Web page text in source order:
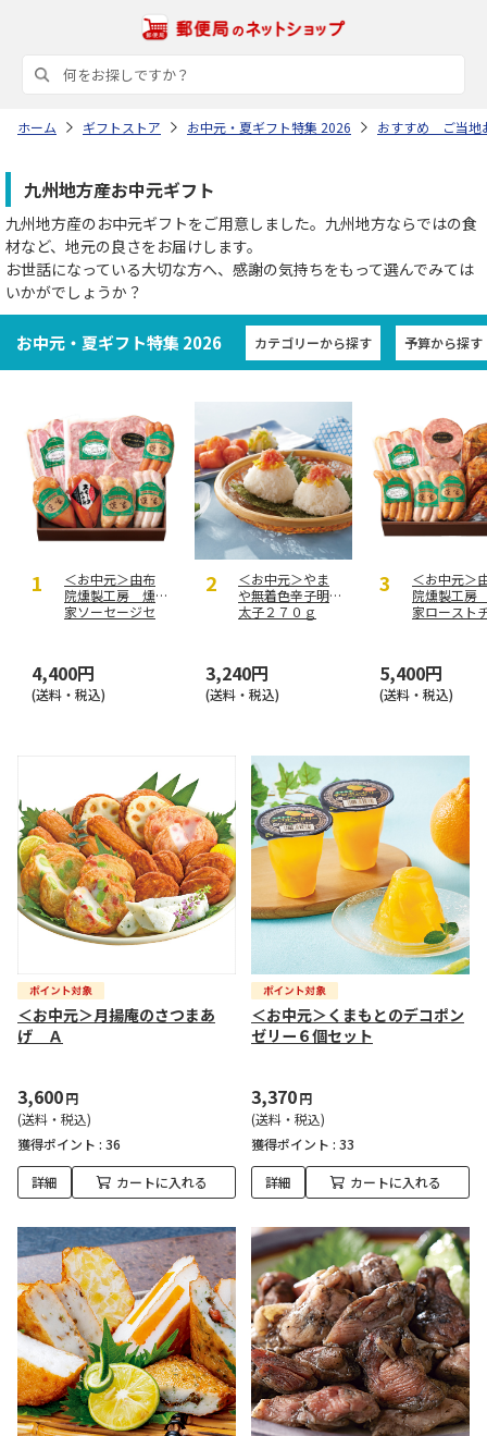
ホーム ギフトストア お中元・夏ギフト特集 2026 おすすめ ご当地
九州地方産お中元ギフト
九州地方産のお中元ギフトをご用意しました。九州地方ならではの食
材など、地元の良さをお届けします。
お世話になっている大切な方へ、感謝の気持ちをもって選んでみては
いかがでしょうか？
お中元・夏ギフト特集 2026 カテゴリーから探す 予算から探す
＜お中元＞由布
院燻製工房 燻
家ソーセージセ
4,400円
(送料・税込)
＜お中元＞やま
や無着色辛子明
太子２７０ｇ
3,240円
(送料・税込)
＜お中元＞
院燻製工
家ロースト
5,400円
(送料・税込)
＜お中元＞月揚庵のさつまあ
げ Ａ
3,600円
(送料・税込)
獲得ポイント : 36
詳細 カートに入れる
＜お中元＞くまもとのデコポン
ゼリー６個セット
3,370円
(送料・税込)
獲得ポイント : 33
詳細 カートに入れる